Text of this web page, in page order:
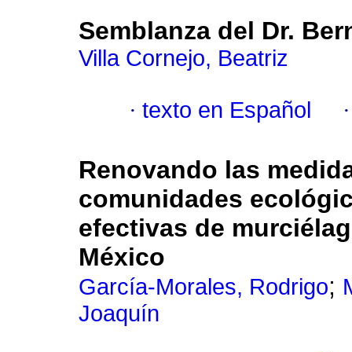
Semblanza del Dr.
Villa Cornejo, Beatriz
· texto en Español
Renovando las
comunidades
efectivas de
México
García-Morales, Rodrigo;
Joaquín